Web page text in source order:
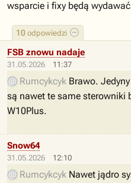
10 odpowiedzi
wsparcie i fixy będą
31.05.2026 11:37
FSB znowu nadaje
Rumcykcyk Brawo.
są nawet te same sterowniki
W10Plus.
31.05.2026 12:10
Snow64
Rumcykcyk Nawet jądro